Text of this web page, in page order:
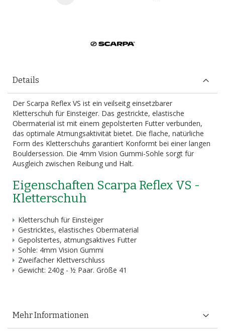
Details
Der Scarpa Reflex VS ist ein veilseitg einsetzbarer
Kletterschuh für Einsteiger. Das gestrickte, elastische
Obermaterial ist mit einem gepolsterten Futter verbunden,
das optimale Atmungsaktivität bietet. Die flache, natürliche
Form des Kletterschuhs garantiert Konformt bei einer langen
Bouldersession. Die 4mm Vision Gummi-Sohle sorgt für
Ausgleich zwischen Reibung und Halt.
Eigenschaften Scarpa Reflex VS -
Kletterschuh
Kletterschuh für Einsteiger
Gestricktes, elastisches Obermaterial
Gepolstertes, atmungsaktives Futter
Sohle: 4mm Vision Gummi
Zweifacher Klettverschluss
Gewicht: 240g - ½ Paar. Größe 41
Mehr Informationen